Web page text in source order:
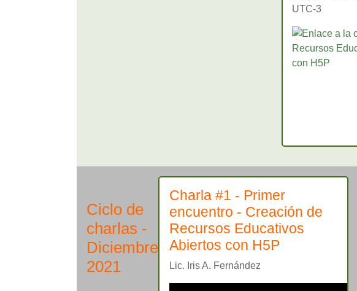
UTC-3
Ciclo de
charlas -
Diciembre
2021
Charla #1 - Primer
encuentro - Creación de
Recursos Educativos
Abiertos con H5P
Lic. Iris A. Fernández